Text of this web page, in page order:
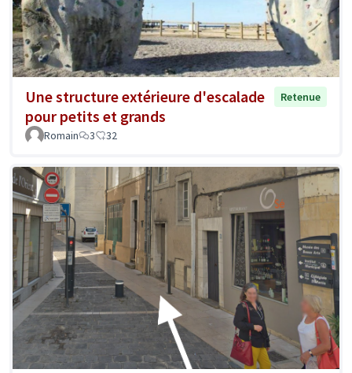
Une structure extérieure d'escalade
pour petits et grands
Retenue
Romain 3 32